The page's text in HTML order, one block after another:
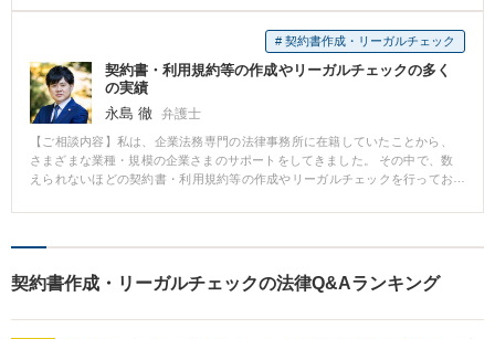
果】 顧問弁護士が、A社から事業概要のヒアリングを行い、リーガルチェッ
クを行ったところ、新規事業のビジネスモデルは法律違反を犯す可能性を含
んでいることが判明しました。 そこで、顧問弁護士はA社に対して、新規事
業と抵触する可能性のある規制法のポイント、ビジネスモデルの一部変更の
アドバイスを行いました。 【解決のポイント】 顧問弁護士への相談から半年
後、A社が検討していた新規事業のビジネスモデルに酷似した内容で、競合他
社のB社が新規事業を開始しましたが、法的な問題点を監督官庁から指摘され
てしまいました。 A社は、新規事業を始める前に、気軽に顧問弁護士に相談
していため、予想外のトラブルに巻き込まれることなく、事前にリスクの回
避を行うことができました。
# 契約書作成・リーガルチェック
契約書・利用規約等の作成やリーガルチェックの多く
の実績
永島 徹 弁護士
【ご相談内容】私は、企業法務専門の法律事務所に在籍していたことから、
さまざまな業種・規模の企業さまのサポートをしてきました。 その中で、数
えられないほどの契約書・利用規約等の作成やリーガルチェックを行ってお
ます。
契約書作成・リーガルチェックの法律Q&Aランキング